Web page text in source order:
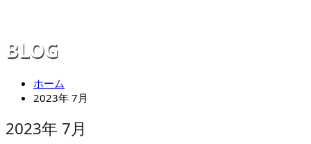
BLOG
ホーム
2023年 7月
2023年 7月